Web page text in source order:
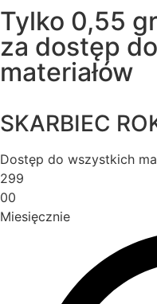
Tylko 0,55
za dostęp
materiałów
SKARBIEC
Dostęp do wszystkich
299
00
Miesięcznie